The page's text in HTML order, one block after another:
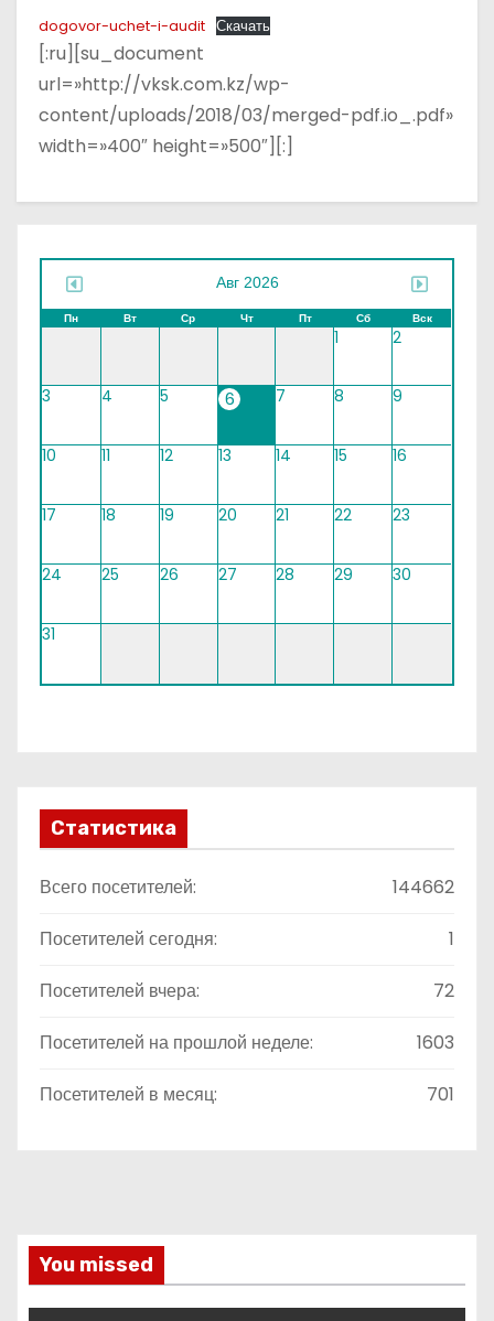
dogovor-uchet-i-audit Скачать
[:ru][su_document
url=»http://vksk.com.kz/wp-
content/uploads/2018/03/merged-pdf.io_.pdf»
width=»400″ height=»500″][:]
Авг 2026
Пн Вт Ср Чт Пт Сб Вск
1 2
3 4 5 6 7 8 9
10 11 12 13 14 15 16
17 18 19 20 21 22 23
24 25 26 27 28 29 30
31
Статистика
144662
Всего посетителей:
1
Посетителей сегодня:
72
Посетителей вчера:
1603
Посетителей на прошлой неделе:
701
Посетителей в месяц:
You missed